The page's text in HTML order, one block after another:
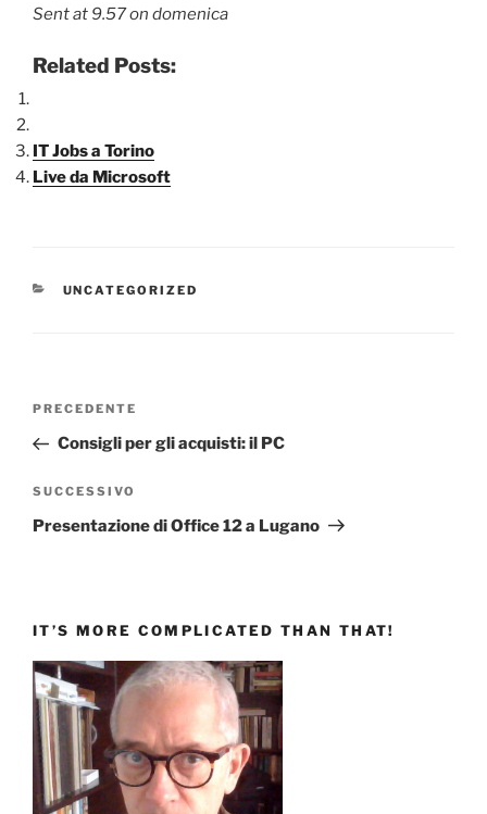
Sent at 9.57 on domenica
Related Posts:
IT Jobs a Torino
Live da Microsoft
CATEGORIE
UNCATEGORIZED
Navigazione
Articolo
precedente:
PRECEDENTE
Consigli per gli acquisti: il PC
Articolo
successivo
SUCCESSIVO
Presentazione di Office 12 a Lugano
IT’S MORE COMPLICATED THAN THAT!